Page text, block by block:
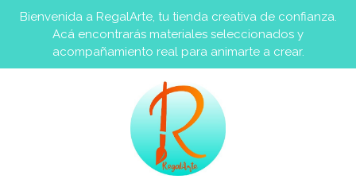
Bienvenida a RegalArte, tu tienda creativa de confianza.
Acá encontrarás materiales seleccionados y
acompañamiento real para animarte a crear.